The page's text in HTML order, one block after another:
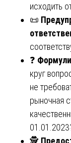
исходить
📜
❓
круг
не
рыночная
🕵️